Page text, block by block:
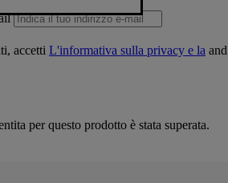
accetti L'informativa sulla privacy e la and
per questo prodotto è stata superata.